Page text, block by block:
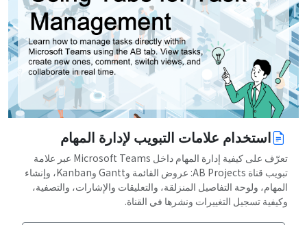
استخدام علامات التبويب لإدارة المهام
تعرّف على كيفية إدارة المهام داخل Microsoft Teams عبر علامة
تبويب قناة AB Projects: عروض القائمة وGantt وKanban، وإنشاء
المهام، ولوحة التفاصيل المنزلقة، والتعليقات والإشارات، والتصفية،
وكيفية تسجيل التغييرات ونشرها في القناة.